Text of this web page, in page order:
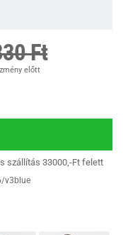
Ft
előtt
szállítás 33000,-Ft felett
v3blue